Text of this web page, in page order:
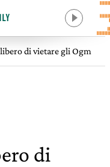
di vietare gli Ogm
di